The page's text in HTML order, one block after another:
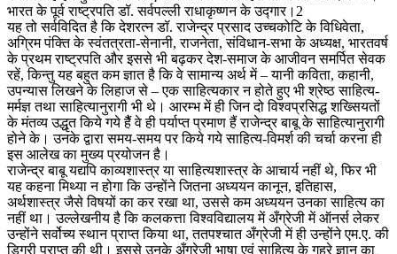
भारत के पूर्व राष्ट्रपति डॉ. सर्वपल्ली राधाकृष्णन के उद्गार।2
यह तो सर्वविदित है कि देशरत्न डॉ. राजेन्द्र प्रसाद उच्चकोटि के विधिवेता,
अग्रिम पंक्ति के स्वंतत्रता-सेनानी, राजनेता, संविधान-सभा के अध्यक्ष, भारतवर्ष
के प्रथम राष्ट्रपति और इससे भी बढ़कर देश-समाज के आजीवन समर्पित सेवक
रहें, किन्तु यह बहुत कम ज्ञात है कि वे सामान्य अर्थ में – यानी कविता, कहानी,
उपन्यास लिखने के लिहाज से – एक साहित्यकार न होते हुए भी श्रेष्ठ साहित्य-
मर्मज्ञ तथा साहित्यानुरागी भी थे। आरम्भ में ही जिन दो विश्वप्रसिद्ध शख्सियतों
के मंतव्य उद्धृत किये गये हैैं वे ही पर्याप्त प्रमाण हैं राजेन्द्र बाबू के साहित्यानुरागी
होने के। उनके द्वारा समय-समय पर किये गये साहित्य-विमर्श की चर्चा करना ही
इस आलेख का मुख्य प्रयोजन है।
राजेन्द्र बाबू यद्यपि काव्यशास्त्र या साहित्यशास्त्र के आचार्य नहीं थे, फिर भी
यह कहना मिथ्या न होगा कि उन्होंने जितना अध्ययन कानून, इतिहास,
अर्थशास्त्र जैसे विषयों का कर रखा था, उससे कम अध्ययन उनका साहित्य का
नहीं था। उल्लेखनीय है कि कलकत्ता विश्वविद्यालय में अँग्रेजी में ऑनर्स लेकर
उन्होंने सर्वोच्य स्थान प्राप्त किया था, ततपश्चात अँग्रेजी में ही उन्होंने एम.ए. की
डिग्री प्राप्त की थी। इससे उनके अँग्रेजी भाषा एवं साहित्य के गहरे ज्ञान का